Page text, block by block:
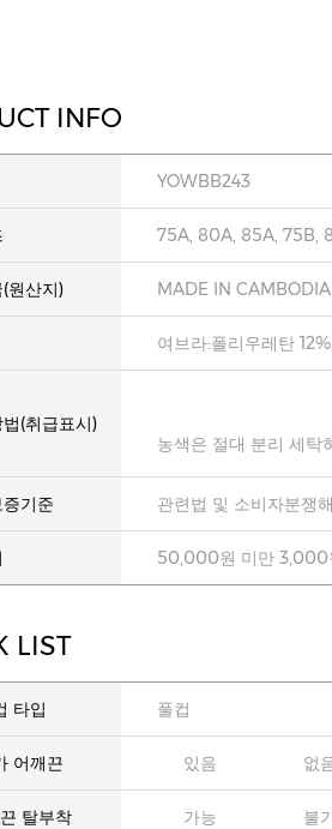
INFO
YOWBB243
75A, 80A, 85A, 75B,
원산지) MADE IN CAMBODIA
여브라:폴리우레탄
(취급표시)
농색은 절대 분리 세탁
기준 관련법 및 소비자분쟁
50,000원 미만 3,000
LIST
타입 풀컵
어깨끈 있음 없
탈부착 가능 불